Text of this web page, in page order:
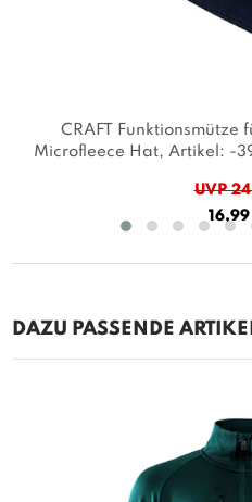
CRAFT Funktionsmütze
Microfleece Hat, Artikel: -
UVP
DAZU PASSENDE